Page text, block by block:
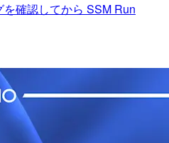
確認してから SSM Run